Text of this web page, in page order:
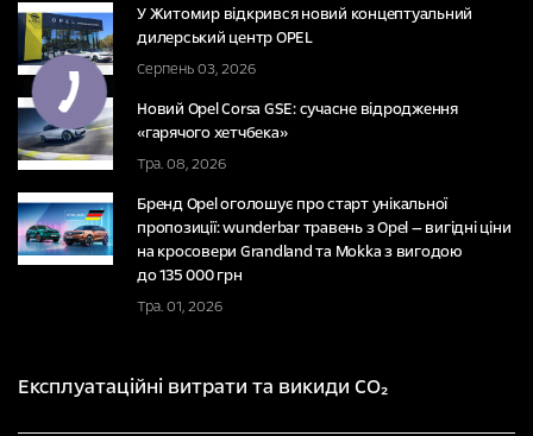
У Житомир відкрився новий концептуальний
дилерський центр OPEL
Серпень 03, 2026
Новий Opel Corsa GSE: сучасне відродження
«гарячого хетчбека»
Тра. 08, 2026
Бренд Opel оголошує про старт унікальної
пропозиції: wunderbar травень з Opel — вигідні ціни
на кросовери Grandland та Mokka з вигодою
до 135 000 грн
Тра. 01, 2026
Експлуатаційні витрати та викиди CO₂